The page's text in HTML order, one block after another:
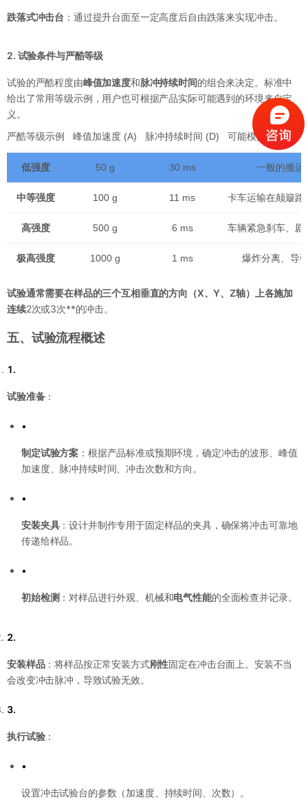
跌落式冲击台 ：通过提升台面至一定高度后自由跌落来实现冲击。
2. 试验条件与严酷等级
试验的严酷程度由峰值加速度和脉冲持续时间的组合来决定。标准中
给出了常用等级示例，用户也可根据产品实际可能遇到的环境来自定
义。
严酷等级示例 峰值加速度 (A) 脉冲持续时间 (D) 可能模拟的场景
低强度 50 g 30 ms 一般的搬运
中等强度 100 g 11 ms 卡车运输在颠簸路
高强度 500 g 6 ms 车辆紧急刹车、剧
极高强度 1000 g 1 ms 爆炸分离、导
试验通常需要在样品的三个互相垂直的方向（X、Y、Z轴）上各施加
连续2次或3次**的冲击。
五、试验流程概述
1.
试验准备：
•
制定试验方案 ：根据产品标准或预期环境，确定冲击的波形、峰值
加速度、脉冲持续时间、冲击次数和方向。
•
安装夹具：设计并制作专用于固定样品的夹具，确保将冲击可靠地
传递给样品。
•
初始检测 ：对样品进行外观、机械和电气性能的全面检查并记录。
2.
安装样品：将样品按正常安装方式刚性固定在冲击台面上。安装不当
会改变冲击脉冲，导致试验无效。
3.
执行试验：
•
设置冲击试验台的参数（加速度、持续时间、次数）。